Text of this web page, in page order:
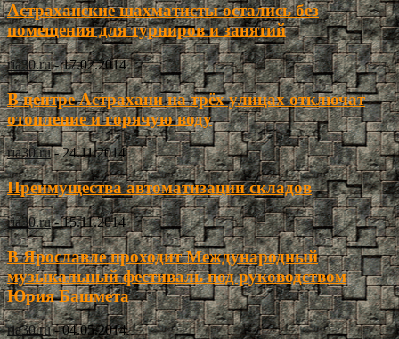
Астраханские шахматисты остались без
помещения для турниров и занятий
ria30.ru - 17.02.2014
В центре Астрахани на трёх улицах отключат
отопление и горячую воду
ria30.ru - 24.11.2014
Преимущества автоматизации складов
ria30.ru - 15.11.2014
В Ярославле проходит Международный
музыкальный фестиваль под руководством
Юрия Башмета
ria30.ru - 04.05.2014